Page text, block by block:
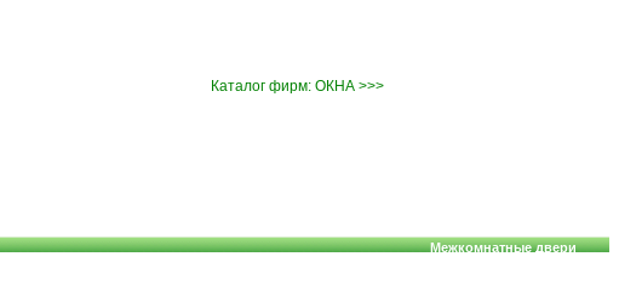
Каталог фирм: ОКНА >>>
Межкомнатные двери